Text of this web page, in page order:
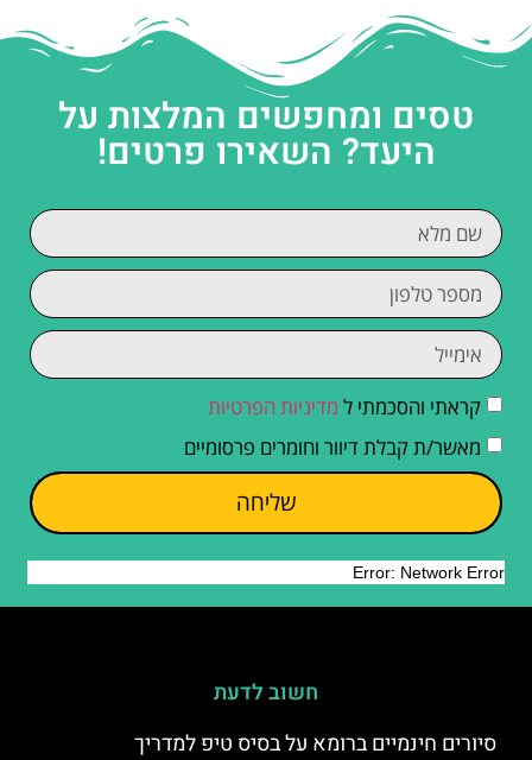
טסים ומחפשים המלצות על
היעד? השאירו פרטים!
קראתי והסכמתי ל מדיניות הפרטיות
מאשר/ת קבלת דיוור וחומרים פרסומיים
שליחה
חשוב לדעת
סיורים חינמיים ברומא על בסיס טיפ למדריך